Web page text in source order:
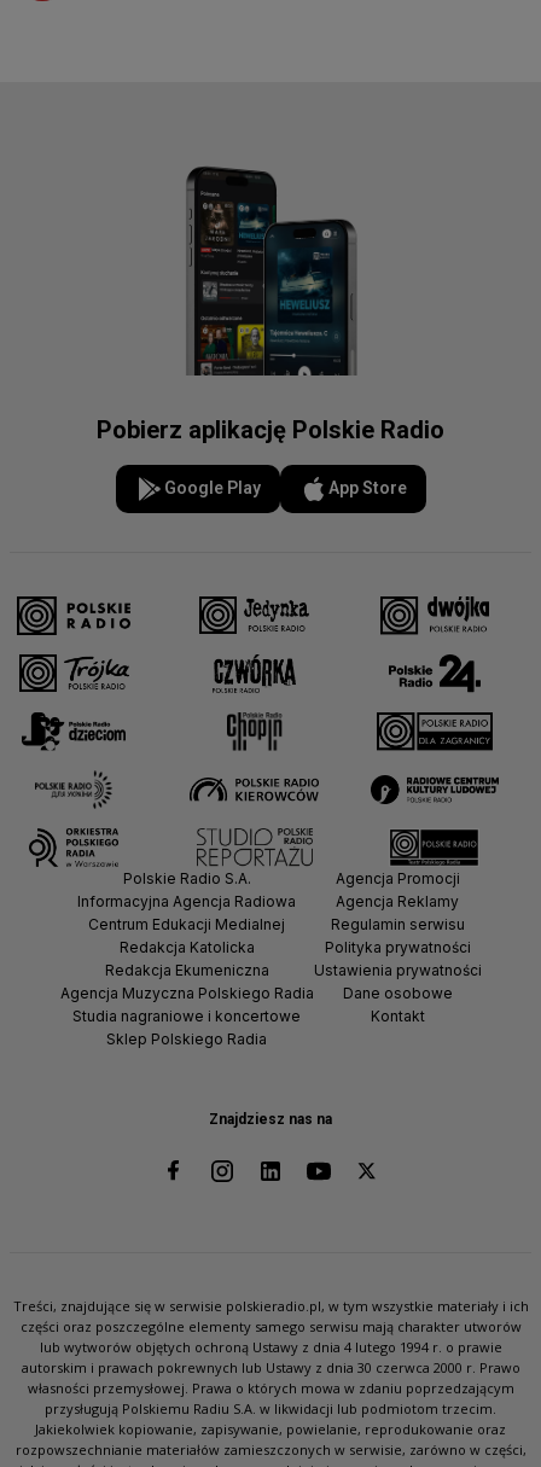
Pobierz aplikację Polskie Radio
Google Play App Store
Znajdziesz nas na
Polskie Radio S.A.
Informacyjna Agencja Radiowa
Centrum Edukacji Medialnej
Redakcja Katolicka
Redakcja Ekumeniczna
Agencja Muzyczna Polskiego Radia
Studia nagraniowe i koncertowe
Sklep Polskiego Radia
Agencja Promocji
Agencja Reklamy
Regulamin serwisu
Polityka prywatności
Ustawienia prywatności
Dane osobowe
Kontakt
Treści, znajdujące się w serwisie polskieradio.pl, w tym wszystkie materiały i ich
części oraz poszczególne elementy samego serwisu mają charakter utworów
lub wytworów objętych ochroną Ustawy z dnia 4 lutego 1994 r. o prawie
autorskim i prawach pokrewnych lub Ustawy z dnia 30 czerwca 2000 r. Prawo
własności przemysłowej. Prawa o których mowa w zdaniu poprzedzającym
przysługują Polskiemu Radiu S.A. w likwidacji lub podmiotom trzecim.
Jakiekolwiek kopiowanie, zapisywanie, powielanie, reprodukowanie oraz
rozpowszechnianie materiałów zamieszczonych w serwisie, zarówno w części,